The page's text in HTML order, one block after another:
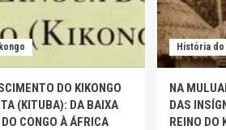
DO KIKONGO
(KITUBA): DA BAIXA
CONGO À ÁFRICA
História do
NA
DAS
REINO DO